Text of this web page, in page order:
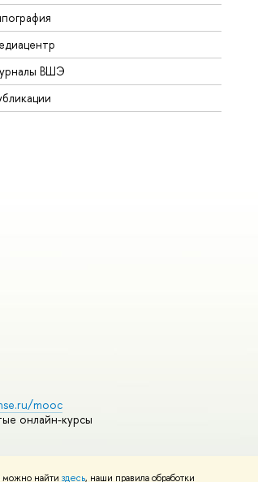
можно найти здесь, наши правила обработки
ВШЭ
mooc
онлайн-курсы